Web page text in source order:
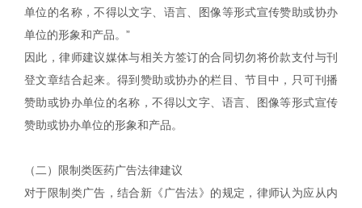
单位的名称，不得以文字、语言、图像等形式宣传赞助或协办
单位的形象和产品。”
因此，律师建议媒体与相关方签订的合同切勿将价款支付与刊
登文章结合起来。得到赞助或协办的栏目、节目中，只可刊播
赞助或协办单位的名称，不得以文字、语言、图像等形式宣传
赞助或协办单位的形象和产品。
（二）限制类医药广告法律建议
对于限制类广告，结合新《广告法》的规定，律师认为应从内